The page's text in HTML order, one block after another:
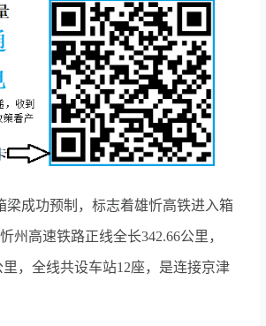
成功预制，标志着雄忻高铁进入箱
高速铁路正线全长342.66公里，
，全线共设车站12座，是连接京津